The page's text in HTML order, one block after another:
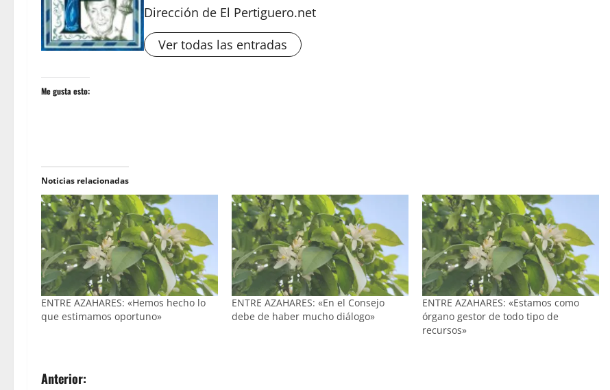
Dirección de El Pertiguero.net
Ver todas las entradas
Me gusta esto:
Noticias relacionadas
ENTRE AZAHARES: «Hemos hecho lo
que estimamos oportuno»
ENTRE AZAHARES: «En el Consejo
debe de haber mucho diálogo»
ENTRE AZAHARES: «Estamos como
órgano gestor de todo tipo de
recursos»
N
Anterior: